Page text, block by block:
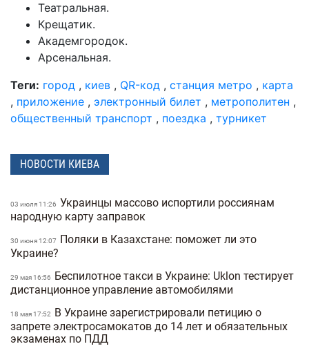
Театральная.
Крещатик.
Академгородок.
Арсенальная.
Теги: город , киев , QR-код , станция метро , карта
, приложение , электронный билет , метрополитен ,
общественный транспорт , поездка , турникет
НОВОСТИ КИЕВА
03 июля 11:26 Украинцы массово испортили россиянам
народную карту заправок
30 июня 12:07
Поляки в Казахстане: поможет ли это
Украине?
29 мая 16:56
Беспилотное такси в Украине: Uklon тестирует
дистанционное управление автомобилями
18 мая 17:52
В Украине зарегистрировали петицию о
запрете электросамокатов до 14 лет и обязательных
экзаменах по ПДД